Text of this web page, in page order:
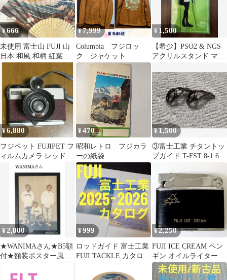
¥666
未使用 富士山 FUJI 山
日本 和風 和柄 紅葉扇
¥7,999
Columbia フジロッ
ク ジャケット
¥ 1,500
【希少】PSO2 & NGS
アクリルスタンド マノ
¥6,880
フジペット FUJIPET フ
ィルムカメラ レッド 説
明書・ケース・ストラ
ップ付
¥470
昭和レトロ フジカラ
ーの紙袋
¥1,500
③富士工業 チタントッ
プガイド T-FST 8-1.6
品
¥2,800
★WANIMAさん★B5額
付★額装ポスター風切
困難★
¥999
ロッドガイド 富士工業
FUJI TACKLE カタログ
¥2,250
FUJI ICE CREAM ペン
ギン オイルライター 当
時物 ジャンク